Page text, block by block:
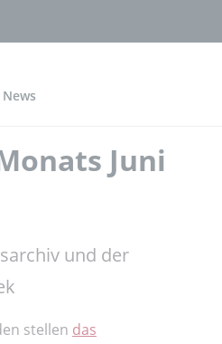
News
Juni
und der
stellen das